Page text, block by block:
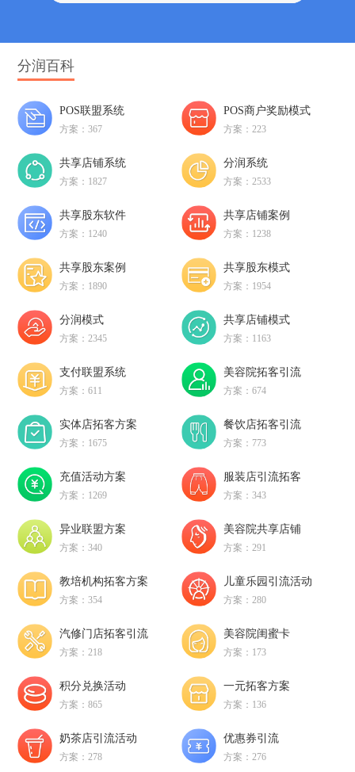
分润百科
POS联盟系统
方案：367
POS商户奖励模式
方案：223
共享店铺系统
方案：1827
分润系统
方案：2533
共享股东软件
方案：1240
共享店铺案例
方案：1238
共享股东案例
方案：1890
共享股东模式
方案：1954
分润模式
方案：2345
共享店铺模式
方案：1163
支付联盟系统
方案：611
美容院拓客引流
方案：674
实体店拓客方案
方案：1675
餐饮店拓客引流
方案：773
充值活动方案
方案：1269
服装店引流拓客
方案：343
异业联盟方案
方案：340
美容院共享店铺
方案：291
教培机构拓客方案
方案：354
儿童乐园引流活动
方案：280
汽修门店拓客引流
方案：218
美容院闺蜜卡
方案：173
积分兑换活动
方案：865
一元拓客方案
方案：136
奶茶店引流活动
方案：278
优惠券引流
方案：276